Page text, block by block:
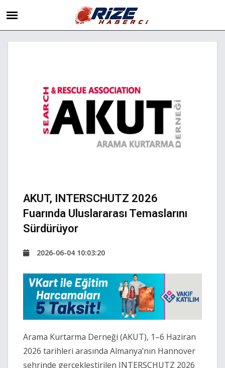
AKUT, INTERSCHUTZ 2026
Fuarında Uluslararası Temaslarını
Sürdürüyor
2026-06-04 10:03:20
Arama Kurtarma Derneği (AKUT), 1–6 Haziran
2026 tarihleri arasında Almanya’nın Hannover
şehrinde gerçekleştirilen INTERSCHUTZ 2026